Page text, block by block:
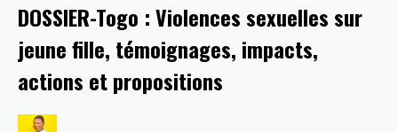
DOSSIER-Togo : Violences sexuelles sur
jeune fille, témoignages, impacts,
actions et propositions